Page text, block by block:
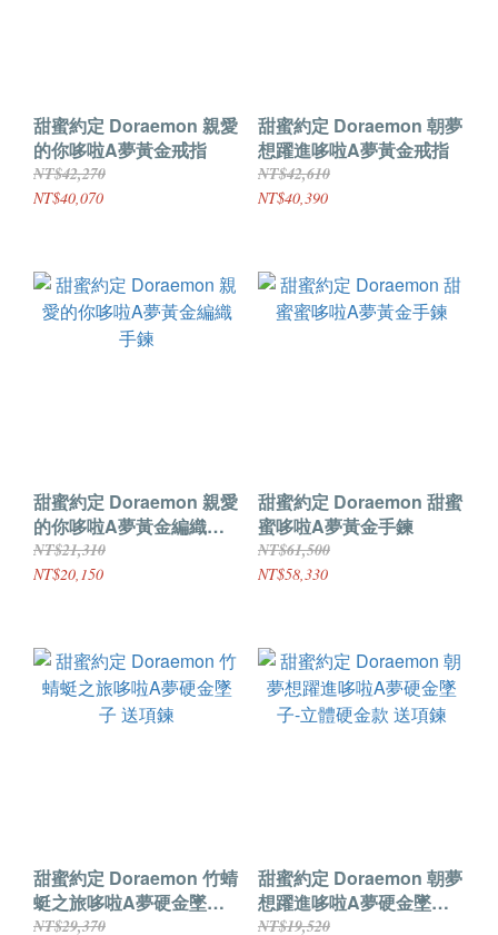
甜蜜約定 Doraemon 親愛
的你哆啦A夢黃金戒指
NT$42,270
NT$40,070
甜蜜約定 Doraemon 朝夢
想躍進哆啦A夢黃金戒指
NT$42,610
NT$40,390
甜蜜約定 Doraemon 親愛
的你哆啦A夢黃金編織手
鍊
NT$21,310
NT$20,150
甜蜜約定 Doraemon 甜蜜
蜜哆啦A夢黃金手鍊
NT$61,500
NT$58,330
甜蜜約定 Doraemon 竹蜻
蜓之旅哆啦A夢硬金墜子
送項鍊
NT$29,370
甜蜜約定 Doraemon 朝夢
想躍進哆啦A夢硬金墜子-
立體硬金款 送項鍊
NT$19,520